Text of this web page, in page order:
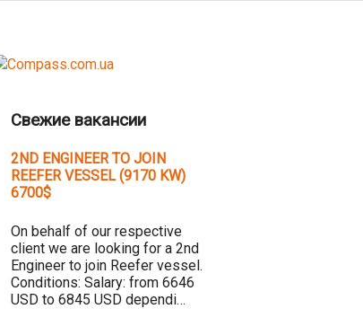
Свежие вакансии
2ND ENGINEER TO JOIN
REEFER VESSEL (9170 KW)
6700$
On behalf of our respective
client we are looking for a 2nd
Engineer to join Reefer vessel.
Conditions: Salary: from 6646
USD to 6845 USD dependi…